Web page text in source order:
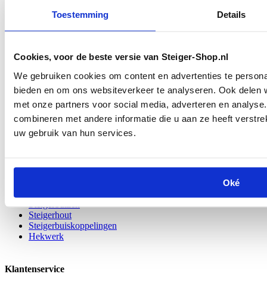
Toestemming Details
Cookies, voor de beste versie van Steiger-Shop.nl
We gebruiken cookies om content en advertenties te
bieden en om ons websiteverkeer te analyseren. Ook
met onze partners voor social media, adverteren en
combineren met andere informatie die u aan ze heeft
uw gebruik van hun services.
Oké
Offerte aanvragen
Persoonlijke hulpvan specialisten
Omschrijving
Specificaties
SKU
M.0064
Shipping Group Postpakket
Steigerhout
Steigerbuiskoppelingen
Hekwerk
Klantenservice